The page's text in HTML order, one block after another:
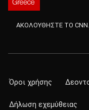
ΑΚΟΛΟΥΘΗΣΤΕ ΤΟ
Όροι χρήσης
Δήλωση εχεμύθειας